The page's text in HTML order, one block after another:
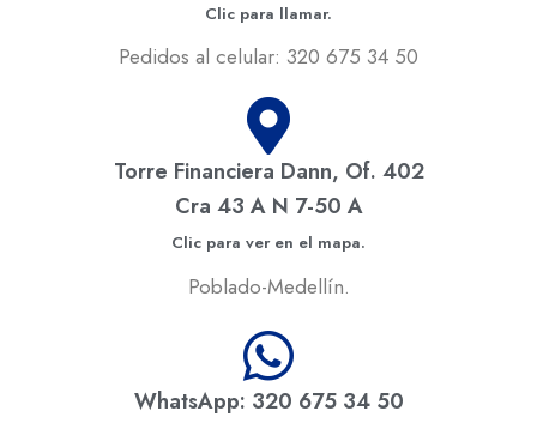
Clic para llamar.
Pedidos al celular: 320 675 34 50
Torre Financiera Dann, Of. 402
Cra 43 A N 7-50 A
Clic para ver en el mapa.
Poblado-Medellín.
WhatsApp: 320 675 34 50